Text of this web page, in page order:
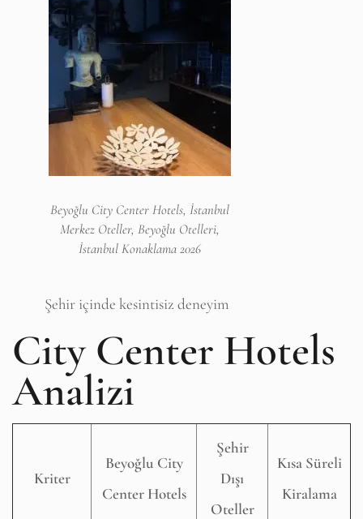
Beyoğlu City Center Hotels, İstanbul
Merkez Oteller, Beyoğlu Otelleri,
İstanbul Konaklama 2026
Şehir içinde kesintisiz deneyim
City Center Hotels
Analizi
Kriter
Beyoğlu City
Center Hotels
Şehir
Dışı
Oteller
Kısa Süreli
Kiralama